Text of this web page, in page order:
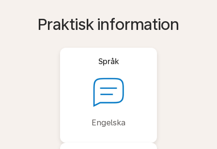
Praktisk information
Språk
Engelska